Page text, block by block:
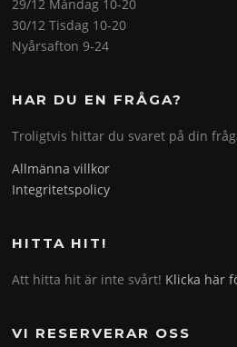
29/12 Måndag 10-20
30/12 Tisdag 10-20
Nyårsafton 9-24
HAR DU EN FRÅGA?
Troligtvis hittar du svaret på din
Allmänna villkor
Integritetspolicy
HITTA HIT!
Att hitta hit är inte svårt! Klicka här
VI RESERVERAR OSS